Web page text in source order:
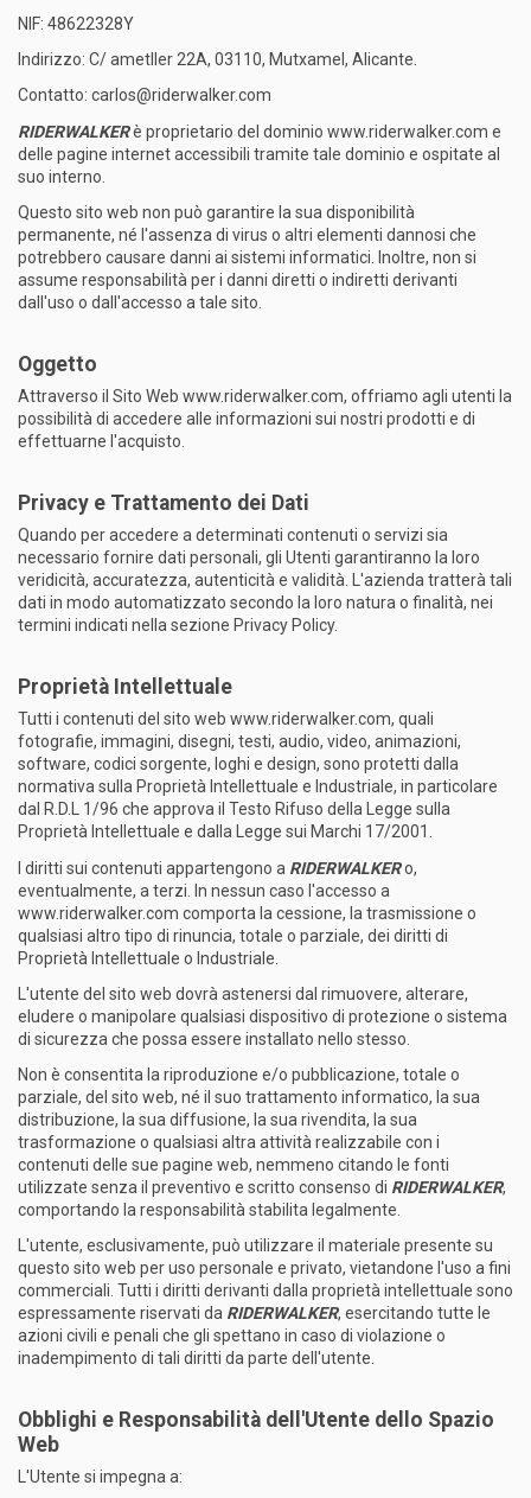
NIF: 48622328Y
Indirizzo: C/ ametller 22A, 03110, Mutxamel, Alicante.
Contatto: carlos@riderwalker.com
RIDERWALKERè proprietario del dominio www.riderwalker.com e
delle pagine internet accessibili tramite tale dominio e ospitate al
suo interno.
Questo sito web non può garantire la sua disponibilità
permanente, né l'assenza di virus o altri elementi dannosi che
potrebbero causare danni ai sistemi informatici. Inoltre, non si
assume responsabilità per i danni diretti o indiretti derivanti
dall'uso o dall'accesso a tale sito.
Oggetto
Attraverso il Sito Web www.riderwalker.com, offriamo agli utenti la
possibilità di accedere alle informazioni sui nostri prodotti e di
effettuarne l'acquisto.
Privacy e Trattamento dei Dati
Quando per accedere a determinati contenuti o servizi sia
necessario fornire dati personali, gli Utenti garantiranno la loro
veridicità, accuratezza, autenticità e validità. L'azienda tratterà tali
dati in modo automatizzato secondo la loro natura o finalità, nei
termini indicati nella sezione Privacy Policy.
Proprietà Intellettuale
Tutti i contenuti del sito web www.riderwalker.com, quali
fotografie, immagini, disegni, testi, audio, video, animazioni,
software, codici sorgente, loghi e design, sono protetti dalla
normativa sulla Proprietà Intellettuale e Industriale, in particolare
dal R.D.L 1/96 che approva il Testo Rifuso della Legge sulla
Proprietà Intellettuale e dalla Legge sui Marchi 17/2001.
I diritti sui contenuti appartengono a RIDERWALKERo,
eventualmente, a terzi. In nessun caso l'accesso a
www.riderwalker.com comporta la cessione, la trasmissione o
qualsiasi altro tipo di rinuncia, totale o parziale, dei diritti di
Proprietà Intellettuale o Industriale.
L'utente del sito web dovrà astenersi dal rimuovere, alterare,
eludere o manipolare qualsiasi dispositivo di protezione o sistema
di sicurezza che possa essere installato nello stesso.
Non è consentita la riproduzione e/o pubblicazione, totale o
parziale, del sito web, né il suo trattamento informatico, la sua
distribuzione, la sua diffusione, la sua rivendita, la sua
trasformazione o qualsiasi altra attività realizzabile con i
contenuti delle sue pagine web, nemmeno citando le fonti
utilizzate senza il preventivo e scritto consenso di RIDERWALKER,
comportando la responsabilità stabilita legalmente.
L'utente, esclusivamente, può utilizzare il materiale presente su
questo sito web per uso personale e privato, vietandone l'uso a fini
commerciali. Tutti i diritti derivanti dalla proprietà intellettuale sono
espressamente riservati da RIDERWALKER, esercitando tutte le
azioni civili e penali che gli spettano in caso di violazione o
inadempimento di tali diritti da parte dell'utente.
Obblighi e Responsabilità dell'Utente dello Spazio
Web
L'Utente si impegna a: